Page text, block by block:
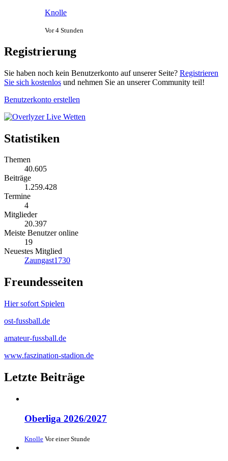
Knolle
Vor 4 Stunden
Registrierung
Sie haben noch kein Benutzerkonto auf unserer Seite? Registrieren
Sie sich kostenlos und nehmen Sie an unserer Community teil!
Benutzerkonto erstellen
Statistiken
Themen
40.605
Beiträge
1.259.428
Termine
4
Mitglieder
20.397
Meiste Benutzer online
19
Neuestes Mitglied
Zaungast1730
Freundesseiten
Hier sofort Spielen
ost-fussball.de
amateur-fussball.de
www.faszination-stadion.de
Letzte Beiträge
Oberliga 2026/2027
Knolle Vor einer Stunde